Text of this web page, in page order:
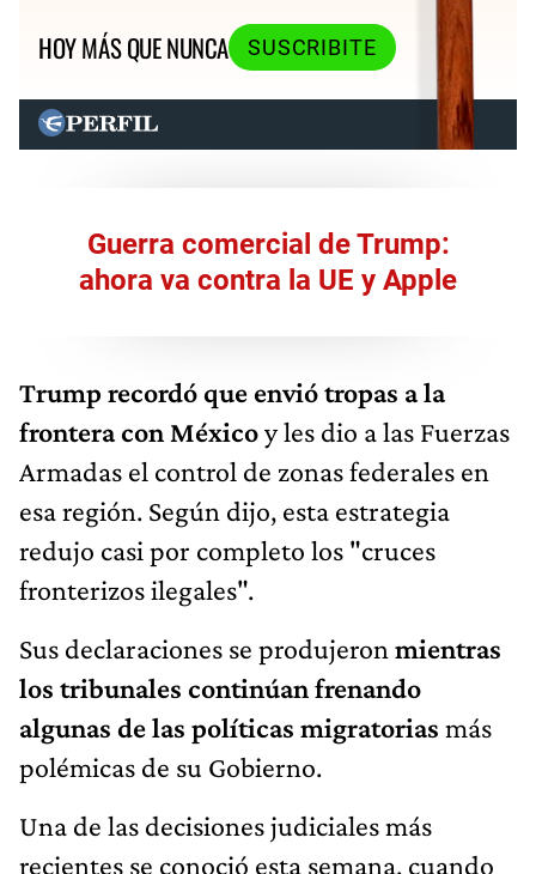
HOY MÁS QUE NUNCA
SUSCRIBITE
Guerra comercial de Trump:
ahora va contra la UE y Apple
Trump recordó que envió tropas a la
frontera con Méxicoy les dio a las Fuerzas
Armadas el control de zonas federales en
esa región. Según dijo, esta estrategia
redujo casi por completo los "cruces
fronterizos ilegales".
Sus declaraciones se produjeron mientras
los tribunales continúan frenando
algunas de las políticas migratorias más
polémicas de su Gobierno.
Una de las decisiones judiciales más
recientes se conoció esta semana, cuando